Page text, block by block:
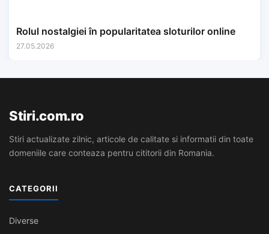
Rolul nostalgiei în popularitatea sloturilor online
27.05.2026
Stiri.com.ro
Stiri actualizate zilnic, articole de calitate si informatii din toate
domeniile care conteaza pentru cititorii din Romania.
CATEGORII
Diverse